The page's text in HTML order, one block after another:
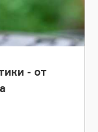
- от